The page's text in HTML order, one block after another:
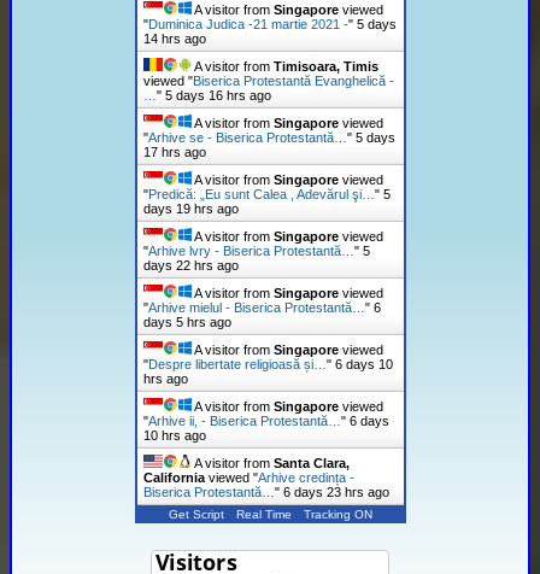
A visitor from Singaporeviewed
"Duminica Judica -21 martie 2021 -" 5 days
14 hrs ago
A visitor from Timisoara, Timis
viewed "Biserica Protestantă Evanghelică -
…" 5 days 16 hrs ago
A visitor from Singaporeviewed
"Arhive se - Biserica Protestantă…" 5 days
17 hrs ago
A visitor from Singaporeviewed
"Predică: „Eu sunt Calea , Adevărul şi…" 5
days 19 hrs ago
A visitor from Singaporeviewed
"Arhive lvry - Biserica Protestantă…" 5
days 22 hrs ago
A visitor from Singaporeviewed
"Arhive mielul - Biserica Protestantă…" 6
days 5 hrs ago
A visitor from Singaporeviewed
"Despre libertate religioasă și…" 6 days 10
hrs ago
A visitor from Singaporeviewed
"Arhive ii, - Biserica Protestantă…" 6 days
10 hrs ago
A visitor from Santa Clara,
Californiaviewed "Arhive credința -
Biserica Protestantă…" 6 days 23 hrs ago
Get Script Real Time Tracking ON